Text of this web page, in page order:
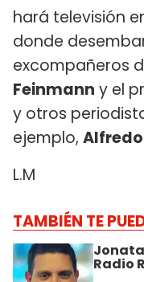
hará televisión
donde
excompañeros
Feinmann y el
y otros
ejemplo,
L.M
TAMBIÉN TE
Radio